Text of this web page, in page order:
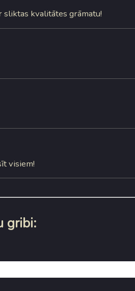
kvalitātes grāmatu!
visiem!
gribi: